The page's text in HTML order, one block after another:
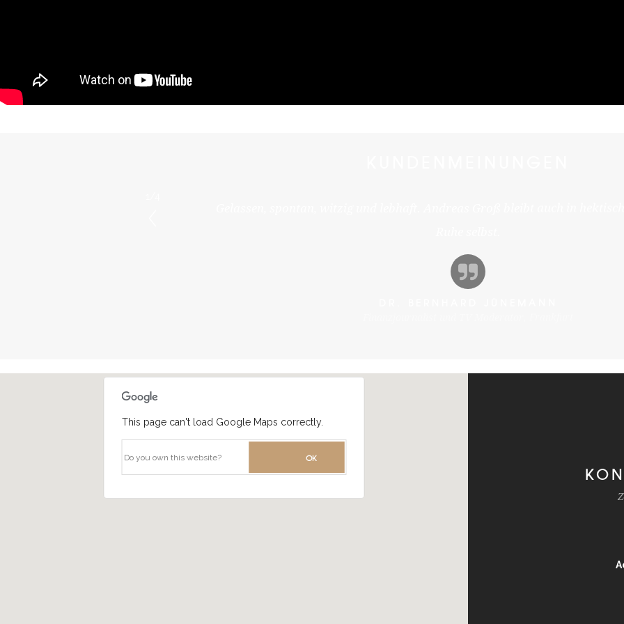
This page can't load Google Maps correctly.
Do you own this website? OK